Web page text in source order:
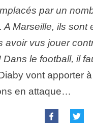
par un
A Marseille, ils sont
avoir vus jouer
le football, il
vont apporter
en attaque…